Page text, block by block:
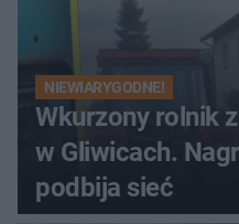
NIEWIARYGODNE!
Wkurzony rolnik
w Gliwicach.
podbija sieć